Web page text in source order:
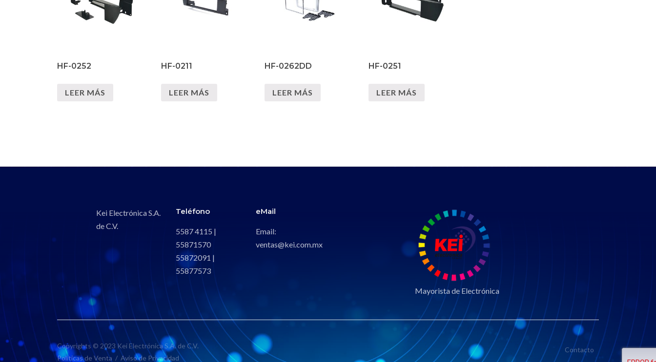
HF-0252
LEER MÁS
HF-0211
LEER MÁS
HF-0262DD
LEER MÁS
HF-0251
LEER MÁS
Kei Electrónica S.A.
de C.V.
Teléfono
5587 4115 |
55871570
55872091 |
55877573
eMail
Email:
ventas@kei.com.mx
Mayorista de Electrónica
Copyrights © 2023 Kei Electrónica S.A. de C.V.
Políticas de Venta / Aviso de Privacidad
Contacto